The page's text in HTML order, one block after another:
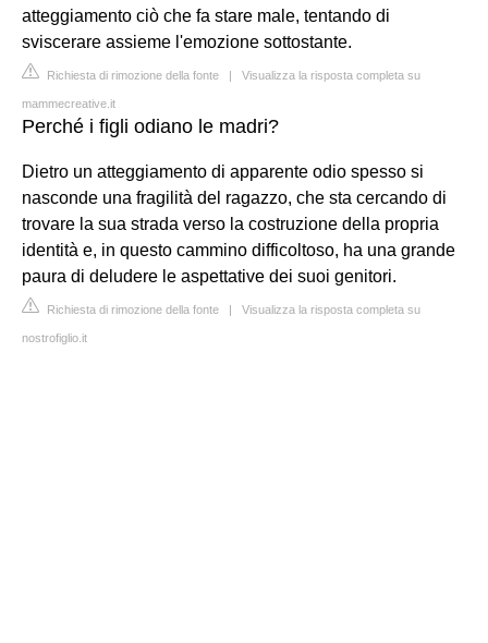
atteggiamento ciò che fa stare male, tentando di
sviscerare assieme l'emozione sottostante.
Richiesta di rimozione della fonte | Visualizza la risposta completa su
mammecreative.it
Perché i figli odiano le madri?
Dietro un atteggiamento di apparente odio spesso si
nasconde una fragilità del ragazzo, che sta cercando di
trovare la sua strada verso la costruzione della propria
identità e, in questo cammino difficoltoso, ha una grande
paura di deludere le aspettative dei suoi genitori.
Richiesta di rimozione della fonte | Visualizza la risposta completa su
nostrofiglio.it